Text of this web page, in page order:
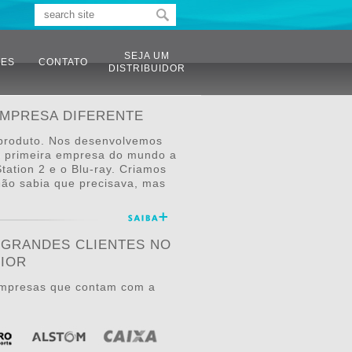
CONTATO
SEJA UM
DISTRIBUIDOR
DIFERENTE
Nos desenvolvemos
empresa do mundo a
2 e o Blu-ray. Criamos
sabia que precisava, mas
CLIENTES NO
que contam com a